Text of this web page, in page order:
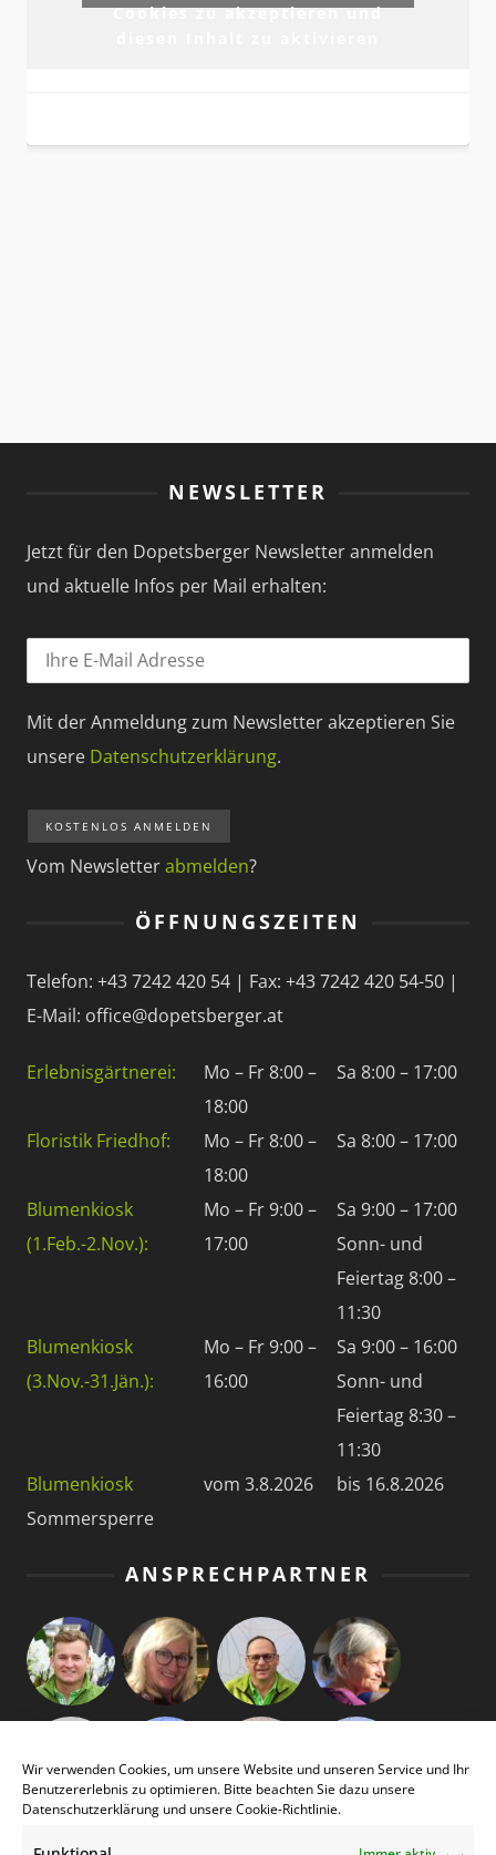
Wir verwenden Cookies, um unsere Website und unseren Service und Ihr
Benutzererlebnis zu optimieren. Bitte beachten Sie dazu unsere
Datenschutzerklärung und unsereCookie-Richtlinie.
Cookies zu akzeptieren und
NEWSLETTER
Jetzt für den Dopetsberger Newsletter anmelden
und aktuelle Infos per Mail erhalten:
Mit der Anmeldung zum Newsletter akzeptieren Sie
unsere Datenschutzerklärung.
Vom Newsletterabmelden?
ÖFFNUNGSZEITEN
Telefon: +43 7242 420 54 | Fax: +43 7242 420 54-50 |
E-Mail: office@dopetsberger.at
Erlebnisgärtnerei:
Mo – Fr 8:00 –
18:00
Sa 8:00 – 17:00
Floristik Friedhof:
Mo – Fr 8:00 –
18:00
Sa 8:00 – 17:00
Blumenkiosk
(1.Feb.-2.Nov.):
Mo – Fr 9:00 –
17:00
Sa 9:00 – 17:00
Sonn- und
Feiertag 8:00 –
11:30
Blumenkiosk
(3.Nov.-31.Jän.):
Mo – Fr 9:00 –
16:00
Sa 9:00 – 16:00
Sonn- und
Feiertag 8:30 –
11:30
Blumenkiosk
Sommersperre
vom 3.8.2026 bis 16.8.2026
ANSPRECHPARTNER